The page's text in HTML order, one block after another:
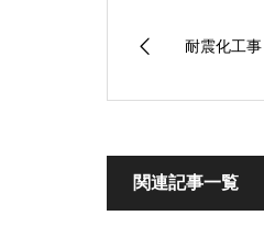
耐震化工事
関連記事一覧